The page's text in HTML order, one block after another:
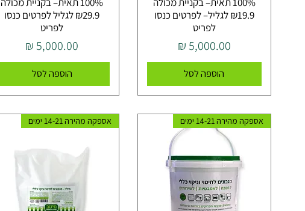
₪19.9 לגליל– לפרטים כנסו
לפריט
מחיר
הוספה לסל
₪29.9 לגליל לפרטים כנסו
לפריט
מחיר
הוספה לסל
אספקה מהירה 14-21 ימים אספקה מהירה 14-21 ימים